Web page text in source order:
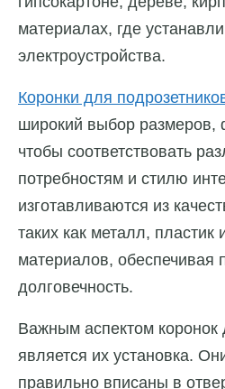
материалах, где
электроустройства.
Коронки для
широкий выбор размеров,
чтобы соответствовать
потребностям и стилю
изготавливаются из
таких как металл, пластик
материалов, обеспечивая
долговечность.
Важным аспектом коронок
является их установка.
правильно вписаны в